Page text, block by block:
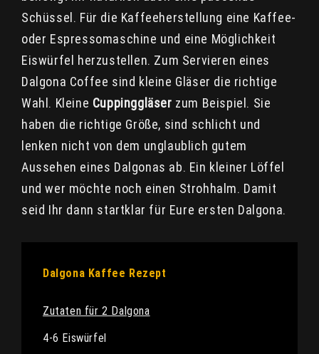
Schüssel. Für die Kaffeeherstellung eine Kaffee-
oder Espressomaschine und eine Möglichkeit
Eiswürfel herzustellen. Zum Servieren eines
Dalgona Coffee sind kleine Gläser die richtige
Wahl. Kleine Cuppinggläser zum Beispiel. Sie
haben die richtige Größe, sind schlicht und
lenken nicht von dem unglaublich gutem
Aussehen eines Dalgonas ab. Ein kleiner Löffel
und wer möchte noch einen Strohhalm. Damit
seid Ihr dann startklar für Eure ersten Dalgona.
Dalgona Kaffee Rezept
Zutaten für 2 Dalgona
4-6 Eiswürfel